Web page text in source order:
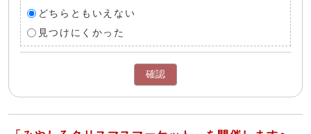
どちらともいえない
見つけにくかった
確認